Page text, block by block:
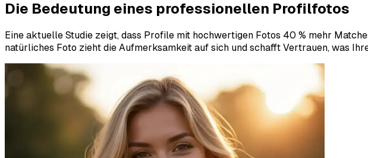
Die Bedeutung eines professionellen Profilfotos
Eine aktuelle Studie zeigt, dass Profile mit hochwertigen Fotos 40 % mehr
natürliches Foto zieht die Aufmerksamkeit auf sich und schafft Vertrauen, was